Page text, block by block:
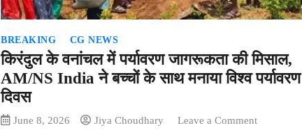
तूल
BREAKING CG NEWS
किरंदुल के वनांचल में पर्यावरण जागरूकता की मिसाल,
AM/NS India ने बच्चों के साथ मनाया विश्व पर्यावरण
दिवस
June 8, 2026 Jiya Choudhary Leave a Commenton